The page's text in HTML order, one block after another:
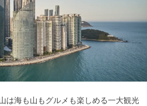
静かに韓
まって昔な
していま
は海も山もグルメも楽しめる一大観光